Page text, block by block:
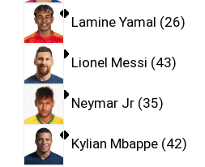
Lamine Yamal 26
Lionel Messi 43
Neymar Jr 35
Kylian Mbappe 42